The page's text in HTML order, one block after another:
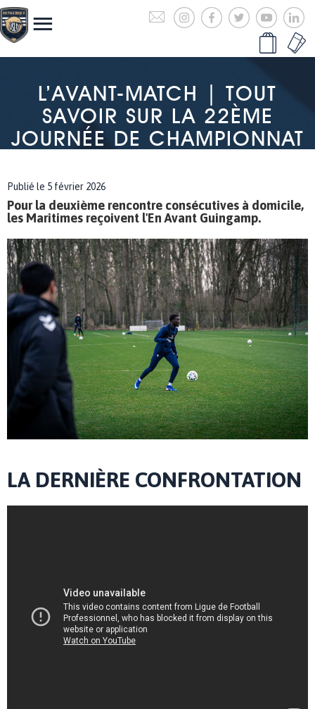
L’AVANT-MATCH | TOUT
SAVOIR SUR LA 22ÈME
JOURNÉE DE CHAMPIONNAT
Publié le 5 février 2026
Pour la deuxième rencontre consécutives à domicile,
les Maritimes reçoivent l'En Avant Guingamp.
LA DERNIÈRE CONFRONTATION